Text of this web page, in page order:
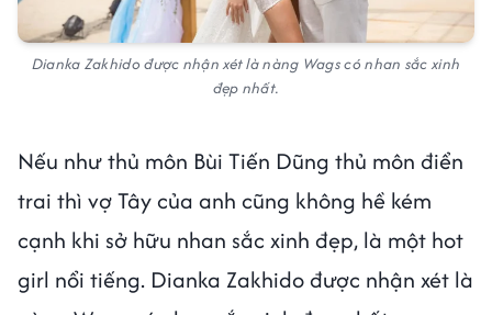
Dianka Zakhido được nhận xét là nàng Wags có nhan sắc xinh
đẹp nhất.
Nếu như thủ môn Bùi Tiến Dũng thủ môn điển
trai thì vợ Tây của anh cũng không hề kém
cạnh khi sở hữu nhan sắc xinh đẹp, là một hot
girl nổi tiếng. Dianka Zakhido được nhận xét là